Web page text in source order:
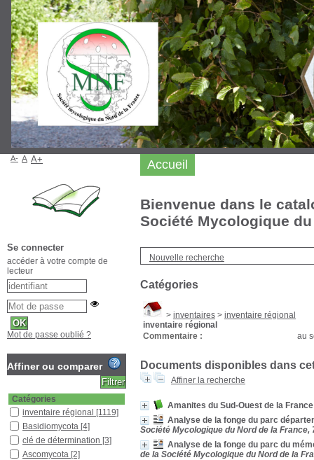
Bienvenue dans le
Société Mycologique
Nouvelle recherche
Catégories
> inventaires > inventaire régional
inventaire régional
Commentaire :
au
Documents disponibles dans
Affiner la recherche
Amanites du Sud-Ouest de la France
Analyse de la fonge du parc
Société Mycologique du Nord de la France,
Analyse de la fonge du parc du
de la Société Mycologique du Nord de la
Accueil
A- A A+
Se connecter
accéder à votre compte de
lecteur
Mot de passe oublié ?
Affiner ou comparer
Catégories
inventaire régional [1119]
Basidiomycota [4]
clé de détermination [3]
Ascomycota [2]